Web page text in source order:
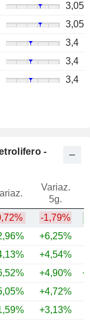
3,05
3,05
3,4
3,4
3,4
-
Variaz.
5g.
-1,79%
+6,25%
+4,54%
+4,90%
+4,72%
+3,13%